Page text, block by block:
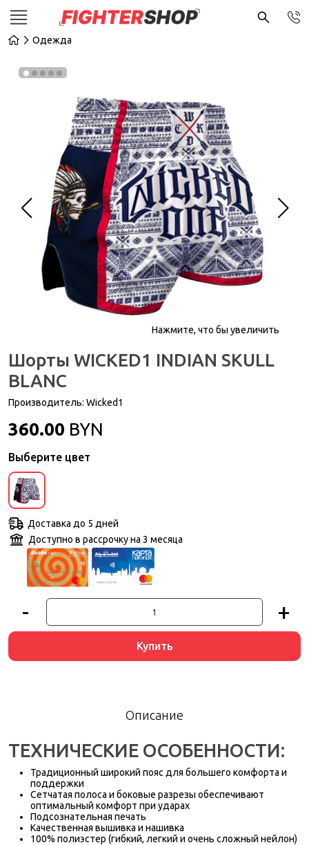
Одежда
Нажмите, что бы увеличить
Шорты WICKED1 INDIAN SKULL
BLANC
Производитель: Wicked1
360.00 BYN
Выберите цвет
Доставка до 5 дней
Доступно в рассрочку на 3 месяца
- +
Купить
Описание
ТЕХНИЧЕСКИЕ ОСОБЕННОСТИ:
Традиционный широкий пояс для большего комфорта и
поддержки
Сетчатая полоса и боковые разрезы обеспечивают
оптимальный комфорт при ударах
Подсознательная печать
Качественная вышивка и нашивка
100% полиэстер (гибкий, легкий и очень сложный нейлон)